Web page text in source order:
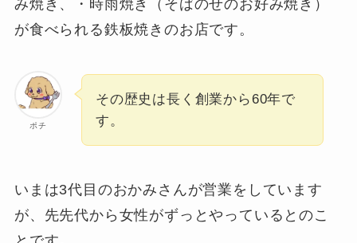
み焼き、・時雨焼き（そばのせのお好み焼き）
が食べられる鉄板焼きのお店です。
ポチ
その歴史は長く創業から60年で
す。
いまは3代目のおかみさんが営業をしています
が、先先代から女性がずっとやっているとのこ